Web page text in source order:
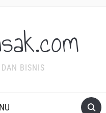
BISNIS